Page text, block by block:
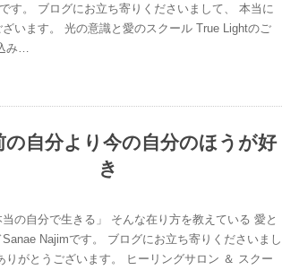
す。 ブログにお立ち寄りくださいまして、 本当に
います。 光の意識と愛のスクール True Lightのご
み…
自分より今の自分のほうが好
き
当の自分で生きる」 そんな在り方を教えている 愛と
Najimです。 ブログにお立ち寄りくださいまし
りがとうございます。 ヒーリングサロン ＆ スクー